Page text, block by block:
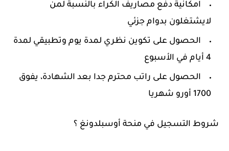
امكانية دفع مصاريف الكراء بالنسبة لمن
لايشتغلون بدوام جزئي
الحصول على تكوين نظري لمدة يوم وتطبيقي لمدة
4 أيام في الأسبوع
الحصول على راتب محترم جدا بعد الشهادة، يفوق
1700 أورو شهريا
شروط التسجيل في منحة أوسبلدونغ ؟